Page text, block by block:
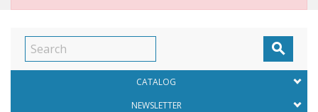

CATALOG
NEWSLETTER